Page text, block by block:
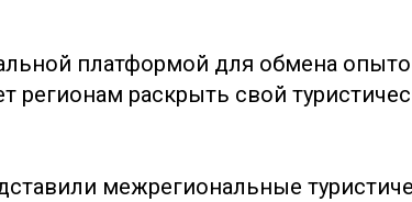
платформой для обмена
регионам раскрыть свой
межрегиональные